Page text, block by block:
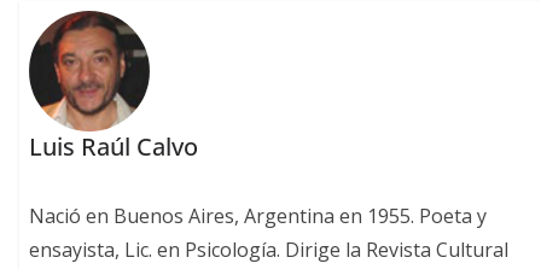
Luis Raúl Calvo
Nació en Buenos Aires, Argentina en 1955. Poeta y
ensayista, Lic. en Psicología. Dirige la Revista Cultural